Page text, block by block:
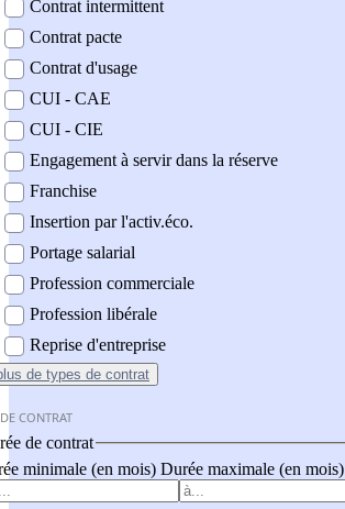
Contrat intermittent
Contrat pacte
Contrat d'usage
CUI - CAE
CUI - CIE
Engagement à servir dans la réserve
Franchise
Insertion par l'activ.éco.
Portage salarial
Profession commerciale
Profession libérale
Reprise d'entreprise
de types de contrat
CONTRAT
de contrat
minimale (en mois) Durée maximale (en mois)